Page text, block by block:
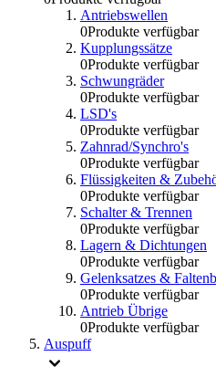
Antriebswellen
0Produkte verfügbar
Kupplungssätze
0Produkte verfügbar
Schwungräder
0Produkte verfügbar
LSD's
0Produkte verfügbar
Zahnrad/Synchro's
0Produkte verfügbar
Flüssigkeiten &
0Produkte verfügbar
Schalter & Trennen
0Produkte verfügbar
Lagern & Dichtungen
0Produkte verfügbar
Gelenksatzes &
0Produkte verfügbar
Antrieb Übrige
0Produkte verfügbar
Auspuff